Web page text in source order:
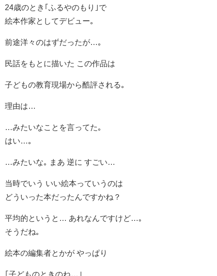
24歳のとき｢ふるやのもり｣で
絵本作家としてデビュー｡
前途洋々のはずだったが…｡
民話をもとに描いた この作品は
子どもの教育現場から酷評される｡
理由は…
…みたいなことを言ってた｡
はい…｡
…みたいな｡ まあ 逆に すごい…
当時でいう いい絵本っていうのは
どういった本だったんですかね？
平均的というと… あれなんですけど…｡
そうだね｡
絵本の編集者とかが やっぱり
｢子どものときのね…｣